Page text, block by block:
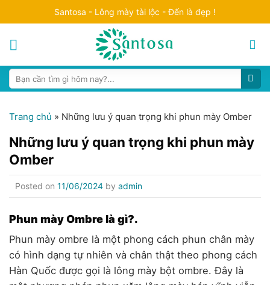
to
content
Santosa - Lông mày tài lộc - Đến là đẹp !
Search
for:
Trang chủ » Những lưu ý quan trọng khi phun mày Omber
Những lưu ý quan trọng khi phun mày
Omber
Posted on 11/06/2024 by admin
Phun mày Ombre là gì?.
Phun mày ombre là một phong cách phun chân mày
có hình dạng tự nhiên và chân thật theo phong cách
Hàn Quốc được gọi là lông mày bột ombre. Đây là